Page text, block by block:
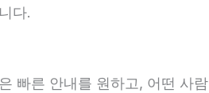
다.
빠른 안내를 원하고, 어떤 사